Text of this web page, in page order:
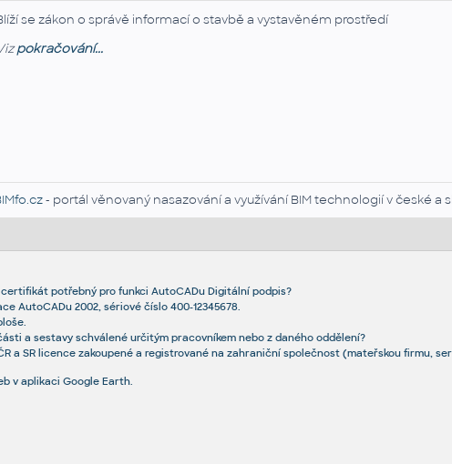
se zákon o správě informací o stavbě a vystavěném prostředí
pokračování...
- portál věnovaný nasazování a využívání BIM technologií v české a
potřebný pro funkci AutoCADu Digitální podpis?
AutoCADu 2002, sériové číslo 400-12345678.
a sestavy schválené určitým pracovníkem nebo z daného oddělení?
a SR licence zakoupené a registrované na zahraniční společnost (mateřskou firmu,
v aplikaci Google Earth.